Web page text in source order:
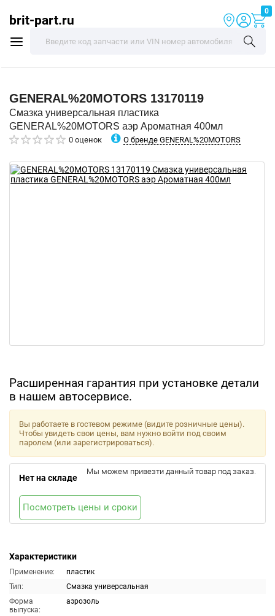
brit-part.ru
0
GENERAL%20MOTORS 13170119
Смазка универсальная пластика
GENERAL%20MOTORS аэр Ароматная 400мл
0 оценок О бренде GENERAL%20MOTORS
Расширенная гарантия при установке детали
в нашем автосервисе.
Характеристики
Применение:
пластик
Тип:
Смазка универсальная
Форма
выпуска:
аэрозоль
Вы работаете в гостевом режиме (видите розничные цены).
Чтобы увидеть свои цены, вам нужно войти под своим
паролем (или зарегистрироваться).
Нет на складе
Мы можем привезти данный товар под заказ.
Посмотреть цены и сроки